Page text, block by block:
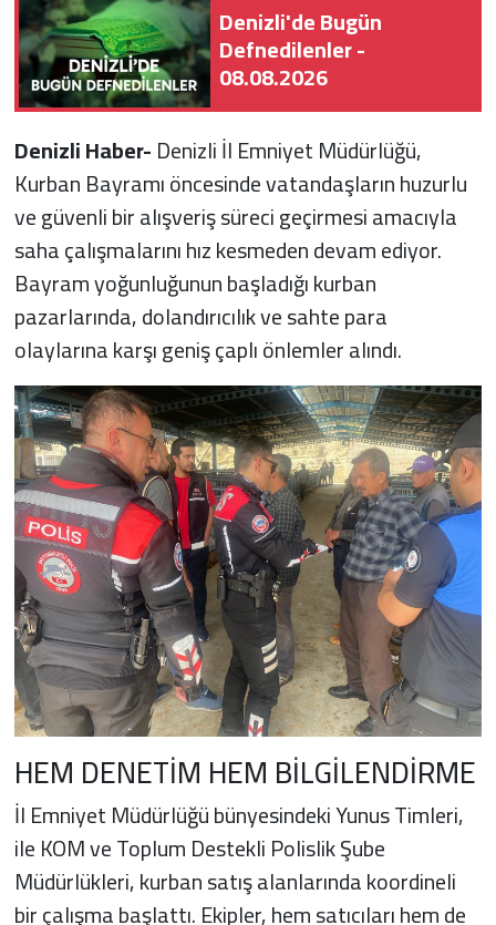
Denizli'de Bugün
Defnedilenler -
08.08.2026
Denizli Haber-Denizli İl Emniyet Müdürlüğü,
Kurban Bayramı öncesinde vatandaşların huzurlu
ve güvenli bir alışveriş süreci geçirmesi amacıyla
saha çalışmalarını hız kesmeden devam ediyor.
Bayram yoğunluğunun başladığı kurban
pazarlarında, dolandırıcılık ve sahte para
olaylarına karşı geniş çaplı önlemler alındı.
HEM DENETİM HEM BİLGİLENDİRME
İl Emniyet Müdürlüğü bünyesindeki Yunus Timleri,
ile KOM ve Toplum Destekli Polislik Şube
Müdürlükleri, kurban satış alanlarında koordineli
bir çalışma başlattı. Ekipler, hem satıcıları hem de